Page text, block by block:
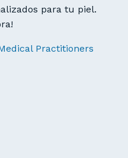
para tu piel.
Practitioners